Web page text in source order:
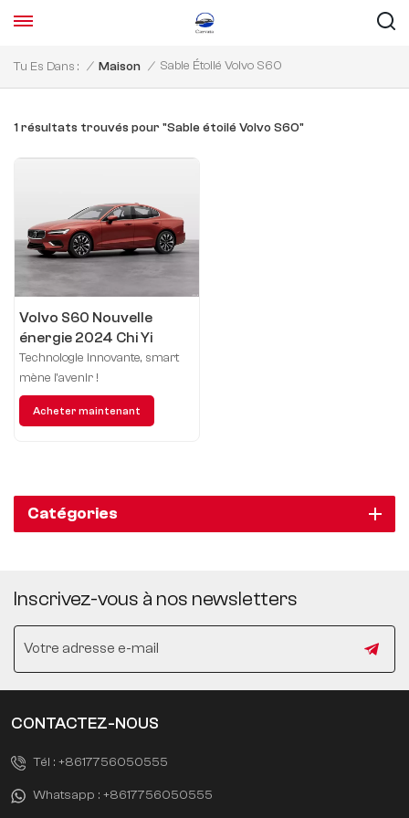
Tu Es Dans : / Maison / Sable Étoilé Volvo S60
1 résultats trouvés pour "Sable étoilé Volvo S60"
Volvo S60 Nouvelle
énergie 2024 Chi Yi
Deluxe Edition
Technologie innovante, smart
mène l'avenir !
Acheter maintenant
Catégories
Inscrivez-vous à nos newsletters
CONTACTEZ-NOUS
Tél : +8617756050555
Whatsapp : +8617756050555